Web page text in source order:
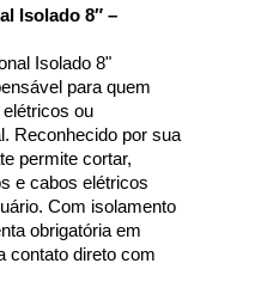
Isolado 8″ –
Isolado 8"
para quem
ou
Reconhecido por sua
permite cortar,
e cabos elétricos
Com isolamento
obrigatória em
contato direto com